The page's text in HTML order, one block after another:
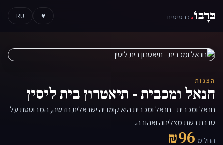
בּרָבוֹ. כרטיסים ♥
RU
הצגות
חנאל ומכבית - תיאטרון בית ליסין
חנאל ומכבית - חנאל ומכבית היא קומדיה ישראלית חדשה, המבוססת על
סדרת רשת מצליחה ואהובה.
החל מ-₪96